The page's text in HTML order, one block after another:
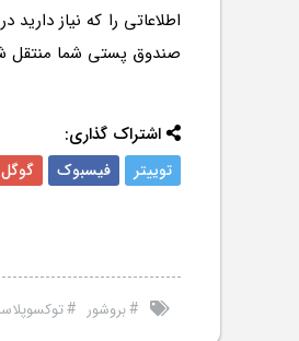
اطلاعاتی را که نیاز
صندوق پستی شما منتقل
اشتراک گذاری:
توییتر فیسبوک
#بروشور #